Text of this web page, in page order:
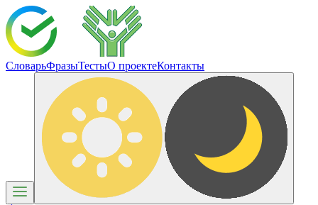
СловарьФразыТестыО проектеКонтакты